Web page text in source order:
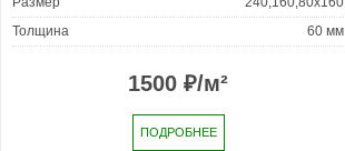
Толщина
60 мм
1500 ₽/м²
ПОДРОБНЕЕ